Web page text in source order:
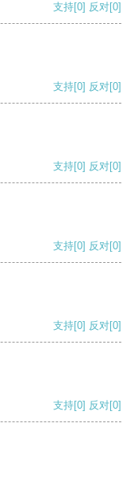
支持[0] 反对[0]
支持[0] 反对[0]
支持[0] 反对[0]
支持[0] 反对[0]
支持[0] 反对[0]
支持[0] 反对[0]